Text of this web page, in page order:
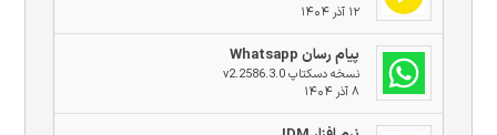
۱۲ آذر ۱۴۰۴
پیام رسان Whatsapp
نسخه دسکتاپ v2.2586.3.0
۸ آذر ۱۴۰۴